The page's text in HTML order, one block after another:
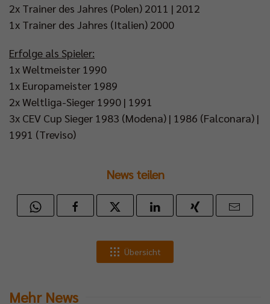
2x Trainer des Jahres (Polen) 2011 | 2012
1x Trainer des Jahres (Italien) 2000
Erfolge als Spieler:
1x Weltmeister 1990
1x Europameister 1989
2x Weltliga-Sieger 1990 | 1991
3x CEV Cup Sieger 1983 (Modena) | 1986 (Falconara) |
1991 (Treviso)
News teilen
Übersicht
Mehr News